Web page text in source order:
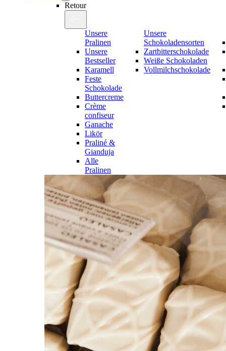
Retour
Unsere
Pralinen
Unsere
Bestseller
Karamell
Feste
Schokolade
Buttercreme
Crème
confiseur
Ganache
Likör
Praliné &
Gianduja
Alle
Pralinen
Unsere
Schokoladensorten
Zartbitterschokolade
Weiße Schokoladen
Vollmilchschokolade